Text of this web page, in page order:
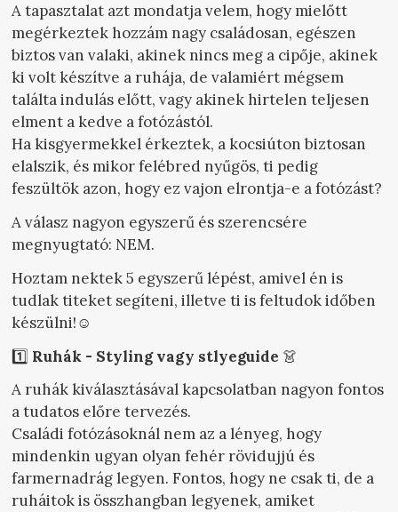
A tapasztalat azt mondatja velem, hogy mielőtt
megérkeztek hozzám nagy családosan, egészen
biztos van valaki, akinek nincs meg a cipője, akinek
ki volt készítve a ruhája, de valamiért mégsem
találta indulás előtt, vagy akinek hirtelen teljesen
elment a kedve a fotózástól.
Ha kisgyermekkel érkeztek, a kocsiúton biztosan
elalszik, és mikor felébred nyűgös, ti pedig
feszültök azon, hogy ez vajon elrontja-e a fotózást?
A válasz nagyon egyszerű és szerencsére
megnyugtató: NEM.
Hoztam nektek 5 egyszerű lépést, amivel én is
tudlak titeket segíteni, illetve ti is feltudok időben
készülni!☺️
1️⃣ Ruhák - Styling vagy stlyeguide 👗
A ruhák kiválasztásával kapcsolatban nagyon fontos
a tudatos előre tervezés.
Családi fotózásoknál nem az a lényeg, hogy
mindenkin ugyan olyan fehér rövidujjú és
farmernadrág legyen. Fontos, hogy ne csak ti, de a
ruháitok is összhangban legyenek, amiket